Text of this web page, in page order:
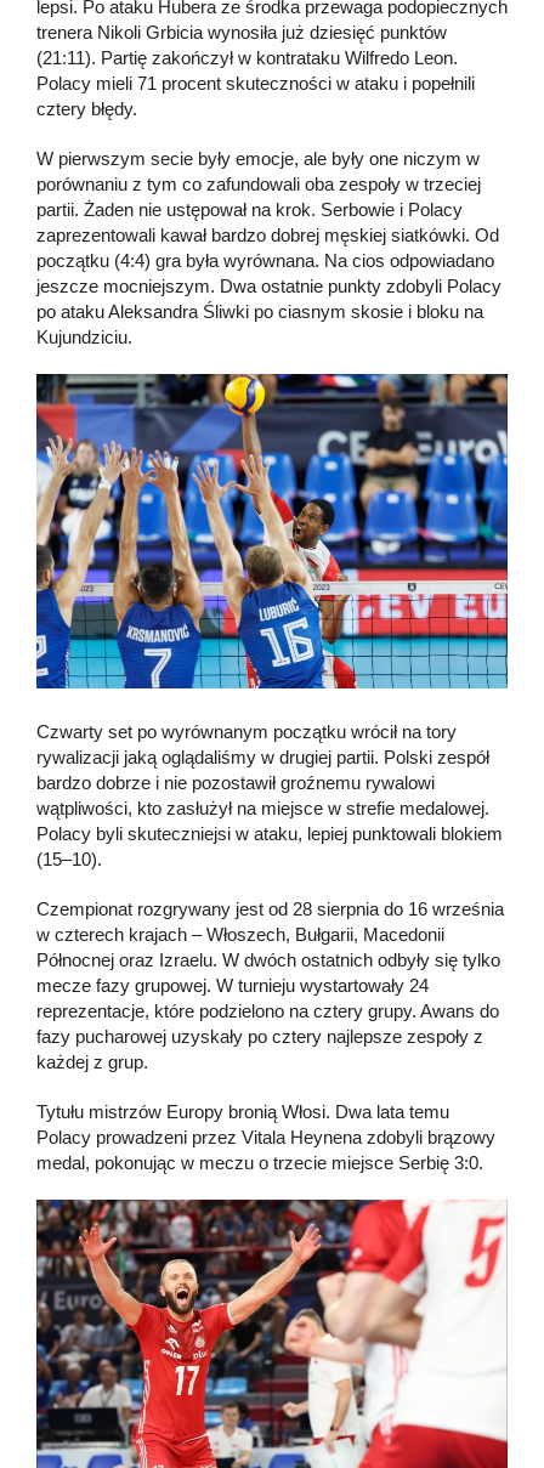
lepsi. Po ataku Hubera ze środka przewaga podopiecznych
trenera Nikoli Grbicia wynosiła już dziesięć punktów
(21:11). Partię zakończył w kontrataku Wilfredo Leon.
Polacy mieli 71 procent skuteczności w ataku i popełnili
cztery błędy.
W pierwszym secie były emocje, ale były one niczym w
porównaniu z tym co zafundowali oba zespoły w trzeciej
partii. Żaden nie ustępował na krok. Serbowie i Polacy
zaprezentowali kawał bardzo dobrej męskiej siatkówki. Od
początku (4:4) gra była wyrównana. Na cios odpowiadano
jeszcze mocniejszym. Dwa ostatnie punkty zdobyli Polacy
po ataku Aleksandra Śliwki po ciasnym skosie i bloku na
Kujundziciu.
Czwarty set po wyrównanym początku wrócił na tory
rywalizacji jaką oglądaliśmy w drugiej partii. Polski zespół
bardzo dobrze i nie pozostawił groźnemu rywalowi
wątpliwości, kto zasłużył na miejsce w strefie medalowej.
Polacy byli skuteczniejsi w ataku, lepiej punktowali blokiem
(15–10).
Czempionat rozgrywany jest od 28 sierpnia do 16 września
w czterech krajach – Włoszech, Bułgarii, Macedonii
Północnej oraz Izraelu. W dwóch ostatnich odbyły się tylko
mecze fazy grupowej. W turnieju wystartowały 24
reprezentacje, które podzielono na cztery grupy. Awans do
fazy pucharowej uzyskały po cztery najlepsze zespoły z
każdej z grup.
Tytułu mistrzów Europy bronią Włosi. Dwa lata temu
Polacy prowadzeni przez Vitala Heynena zdobyli brązowy
medal, pokonując w meczu o trzecie miejsce Serbię 3:0.